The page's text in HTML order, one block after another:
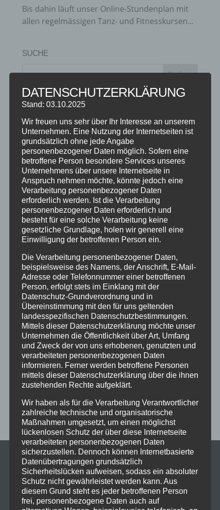
Bis dahin läuft unser Online-Stundenplan mit
allen regelmässigen Tanz- und Fitnesskursen...
SUCHE
NEUESTE BEITRÄGE
SCHNUPPERTAG 2026
Abschlussball 2026
WEIHNACHTSFERIEN
KATEGORIEN
Kategorien
SCHLAGWÖRTER
2023 2024 Allgäu Anfängerkurs
Boogie
Charity
cool Corona Coronavirus
Dance
dancing
Deine Tanzschule Einsteigerkurs
Event
Ferien
Ferienprogramm Fitness
Fitnessprogramm
Fortgeschrittene
Gesellschaftstanz
Immenstadt
im Schloss
Jive Jugendliche online
Paartanz
Schaut hin!
Schloss Immenstadt
Silvester
Sommerferien
Streetdance tanzen
Tanzen lernen
Tanzkurs
Tanzpause Tanzschule
Tanzschulfamilie
Training
Weihnachten Workout
Workshop tanzen
Zumba Zumba Kurs Übungsabend
DATENSCHUTZERKLÄRUNG
Stand: 03.10.2025
Wir freuen uns sehr über Ihr Interesse an unserem
Unternehmen. Eine Nutzung der Internetseiten ist
grundsätzlich ohne jede Angabe
personenbezogener Daten möglich. Sofern eine
betroffene Person besondere Services unseres
Unternehmens über unsere Internetseite in
Anspruch nehmen möchte, könnte jedoch eine
Verarbeitung personenbezogener Daten
erforderlich werden. Ist die Verarbeitung
personenbezogener Daten erforderlich und
besteht für eine solche Verarbeitung keine
gesetzliche Grundlage, holen wir generell eine
Einwilligung der betroffenen Person ein.
Die Verarbeitung personenbezogener Daten,
beispielsweise des Namens, der Anschrift, E-Mail-
Adresse oder Telefonnummer einer betroffenen
Person, erfolgt stets im Einklang mit der
Datenschutz-Grundverordnung und in
Übereinstimmung mit den für uns geltenden
landesspezifischen Datenschutzbestimmungen.
Mittels dieser Datenschutzerklärung möchte unser
Unternehmen die Öffentlichkeit über Art, Umfang
und Zweck der von uns erhobenen, genutzten und
verarbeiteten personenbezogenen Daten
informieren. Ferner werden betroffene Personen
mittels dieser Datenschutzerklärung über die ihnen
zustehenden Rechte aufgeklärt.
Wir haben als für die Verarbeitung Verantwortlicher
zahlreiche technische und organisatorische
Maßnahmen umgesetzt, um einen möglichst
lückenlosen Schutz der über diese Internetseite
verarbeiteten personenbezogenen Daten
sicherzustellen. Dennoch können Internetbasierte
Datenübertragungen grundsätzlich
Sicherheitslücken aufweisen, sodass ein absoluter
Schutz nicht gewährleistet werden kann. Aus
diesem Grund steht es jeder betroffenen Person
frei, personenbezogene Daten auch auf